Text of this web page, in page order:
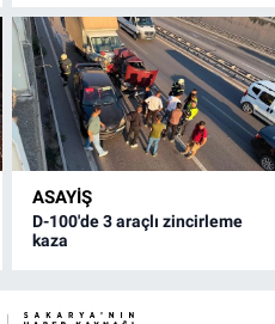
ASAYİŞ
D-100'de 3 araçlı zincirleme
kaza